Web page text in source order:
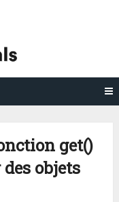
get()
objets